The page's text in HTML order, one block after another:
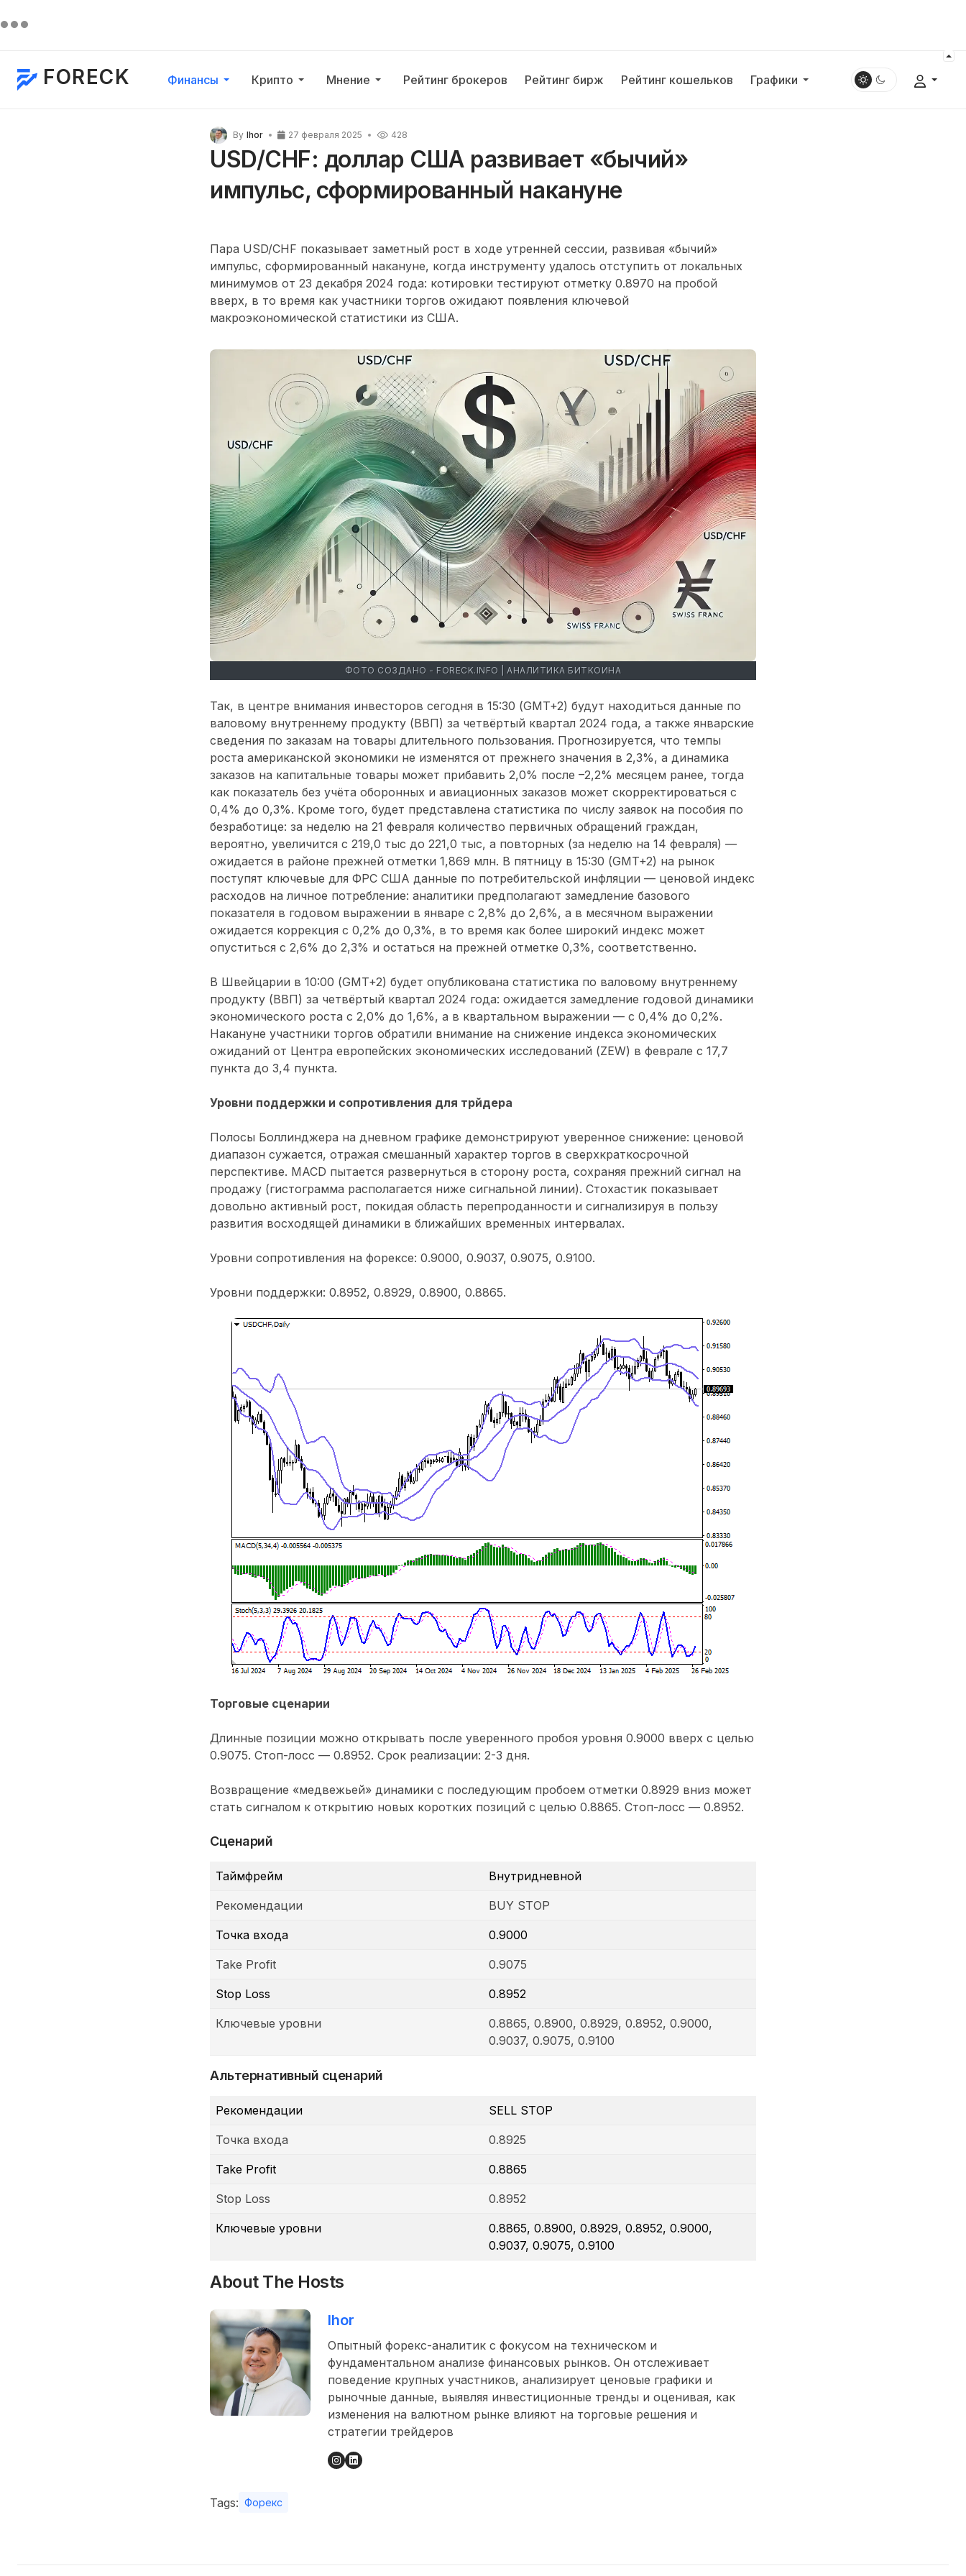
FORECK Финансы Крипто Мнение Рейтинг брокеров Рейтинг бирж Рейтинг кошельков Графики
By Ihor 27 февраля 2025 428
USD/CHF: доллар США развивает «бычий»
импульс, сформированный накануне
Пара USD/CHF показывает заметный рост в ходе утренней сессии, развивая «бычий»
импульс, сформированный накануне, когда инструменту удалось отступить от локальных
минимумов от 23 декабря 2024 года: котировки тестируют отметку 0.8970 на пробой
вверх, в то время как участники торгов ожидают появления ключевой
макроэкономической статистики из США.
ФОТО СОЗДАНО - FORECK.INFO | АНАЛИТИКА БИТКОИНА
Так, в центре внимания инвесторов сегодня в 15:30 (GMT+2) будут находиться данные по
валовому внутреннему продукту (ВВП) за четвёртый квартал 2024 года, а также январские
сведения по заказам на товары длительного пользования. Прогнозируется, что темпы
роста американской экономики не изменятся от прежнего значения в 2,3%, а динамика
заказов на капитальные товары может прибавить 2,0% после –2,2% месяцем ранее, тогда
как показатель без учёта оборонных и авиационных заказов может скорректироваться с
0,4% до 0,3%. Кроме того, будет представлена статистика по числу заявок на пособия по
безработице: за неделю на 21 февраля количество первичных обращений граждан,
вероятно, увеличится с 219,0 тыс до 221,0 тыс, а повторных (за неделю на 14 февраля) —
ожидается в районе прежней отметки 1,869 млн. В пятницу в 15:30 (GMT+2) на рынок
поступят ключевые для ФРС США данные по потребительской инфляции — ценовой индекс
расходов на личное потребление: аналитики предполагают замедление базового
показателя в годовом выражении в январе с 2,8% до 2,6%, а в месячном выражении
ожидается коррекция с 0,2% до 0,3%, в то время как более широкий индекс может
опуститься с 2,6% до 2,3% и остаться на прежней отметке 0,3%, соответственно.
В Швейцарии в 10:00 (GMT+2) будет опубликована статистика по валовому внутреннему
продукту (ВВП) за четвёртый квартал 2024 года: ожидается замедление годовой динамики
экономического роста с 2,0% до 1,6%, а в квартальном выражении — с 0,4% до 0,2%.
Накануне участники торгов обратили внимание на снижение индекса экономических
ожиданий от Центра европейских экономических исследований (ZEW) в феврале с 17,7
пункта до 3,4 пункта.
Уровни поддержки и сопротивления для трйдера
Полосы Боллинджера на дневном графике демонстрируют уверенное снижение: ценовой
диапазон сужается, отражая смешанный характер торгов в сверхкраткосрочной
перспективе. MACD пытается развернуться в сторону роста, сохраняя прежний сигнал на
продажу (гистограмма располагается ниже сигнальной линии). Стохастик показывает
довольно активный рост, покидая область перепроданности и сигнализируя в пользу
развития восходящей динамики в ближайших временных интервалах.
Уровни сопротивления на форексе: 0.9000, 0.9037, 0.9075, 0.9100.
Уровни поддержки: 0.8952, 0.8929, 0.8900, 0.8865.
Торговые сценарии
Длинные позиции можно открывать после уверенного пробоя уровня 0.9000 вверх с целью
0.9075. Стоп-лосс — 0.8952. Срок реализации: 2-3 дня.
Возвращение «медвежьей» динамики с последующим пробоем отметки 0.8929 вниз может
стать сигналом к открытию новых коротких позиций с целью 0.8865. Стоп-лосс — 0.8952.
Сценарий
Таймфрейм Внутридневной
Рекомендации BUY STOP
Точка входа 0.9000
Take Profit 0.9075
Stop Loss 0.8952
Ключевые уровни
0.8865, 0.8900, 0.8929, 0.8952, 0.9000,
0.9037, 0.9075, 0.9100
Альтернативный сценарий
Рекомендации SELL STOP
Точка входа 0.8925
Take Profit 0.8865
Stop Loss 0.8952
Ключевые уровни
0.8865, 0.8900, 0.8929, 0.8952, 0.9000,
0.9037, 0.9075, 0.9100
About The Hosts
Ihor
Опытный форекс-аналитик с фокусом на техническом и
фундаментальном анализе финансовых рынков. Он отслеживает
поведение крупных участников, анализирует ценовые графики и
рыночные данные, выявляя инвестиционные тренды и оценивая, как
изменения на валютном рынке влияют на торговые решения и
стратегии трейдеров
Tags: Форекс